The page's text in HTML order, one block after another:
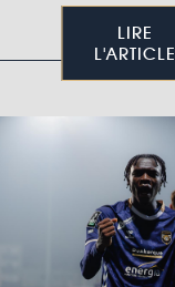
LIRE
L'ARTICLE